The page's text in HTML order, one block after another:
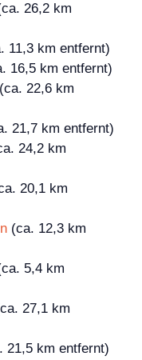
26,2 km
11,3 km entfernt)
16,5 km entfernt)
(ca. 22,6 km
21,7 km entfernt)
24,2 km
20,1 km
(ca. 12,3 km
5,4 km
27,1 km
21,5 km entfernt)